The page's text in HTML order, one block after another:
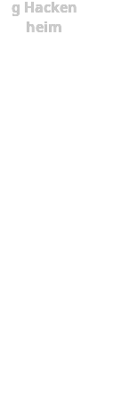
g Hacken
heim